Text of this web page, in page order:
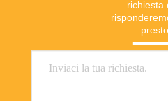
richiesta
presto.